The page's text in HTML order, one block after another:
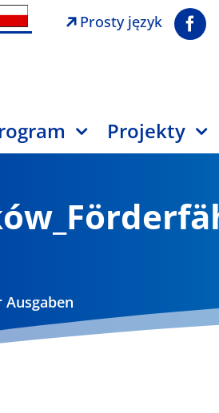
Prosty język
Projekty